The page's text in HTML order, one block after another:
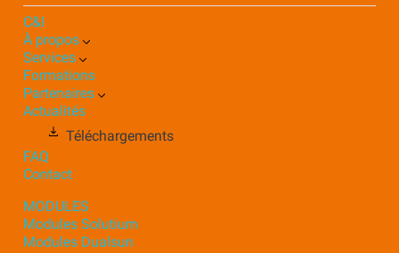
C&I
À propos
Services
Formations
Partenaires
Actualités
Téléchargements
FAQ
Contact
MODULES
Modules Solutium
Modules Dualsun